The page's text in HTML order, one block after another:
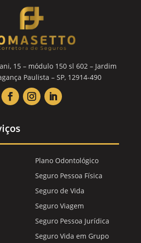
15 – módulo 150 sl 602 – Jardim
Paulista – SP, 12914-490
Plano Odontológico
Seguro Pessoa Física
Seguro de Vida
Seguro Viagem
Seguro Pessoa Jurídica
Seguro Vida em Grupo